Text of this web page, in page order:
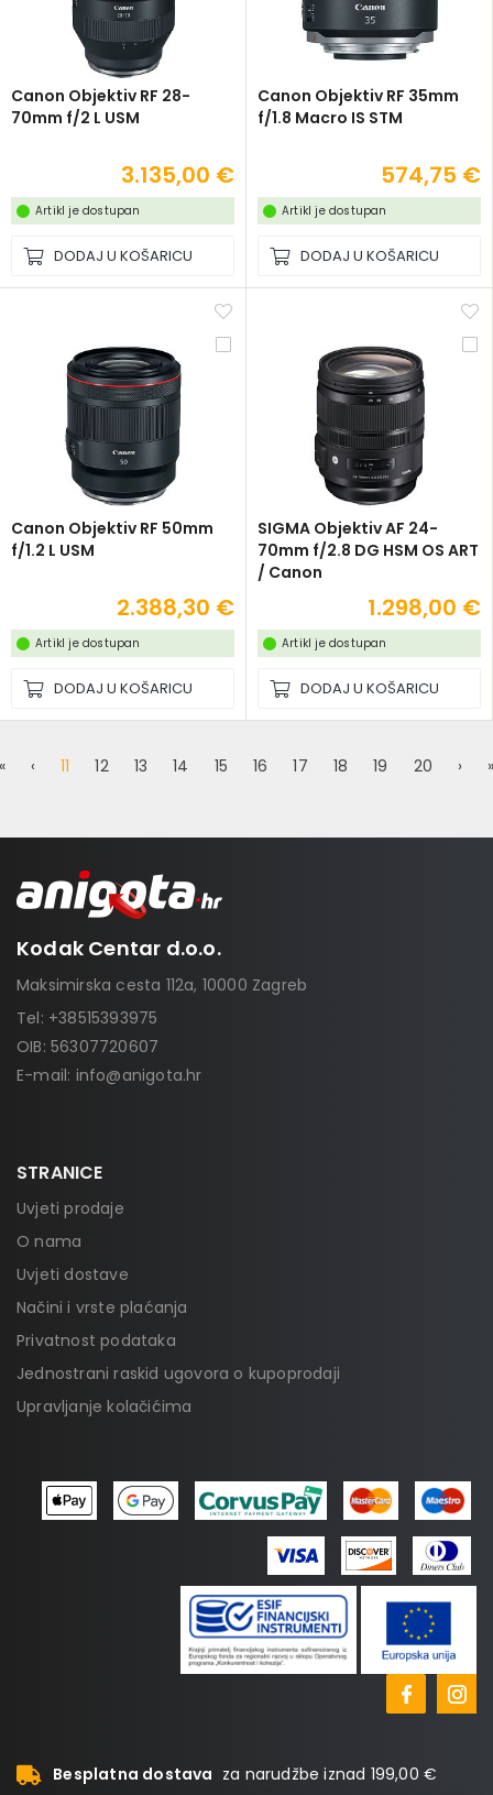
Canon Objektiv RF 28-
70mm f/2 L USM
3.135,00 €
Artikl je dostupan
DODAJ U KOŠARICU
Canon Objektiv RF 35mm
f/1.8 Macro IS STM
574,75 €
Artikl je dostupan
DODAJ U KOŠARICU
Canon Objektiv RF 50mm
f/1.2 L USM
2.388,30 €
Artikl je dostupan
DODAJ U KOŠARICU
SIGMA Objektiv AF 24-
70mm f/2.8 DG HSM OS ART
/ Canon
1.298,00 €
Artikl je dostupan
DODAJ U KOŠARICU
‹ 11 12 13 14 15 16 17 18 19 20 ›
Kodak Centar d.o.o.
Maksimirska cesta 112a, 10000 Zagreb
Tel: +38515393975
OIB: 56307720607
E-mail: info@anigota.hr
STRANICE
Uvjeti prodaje
O nama
Uvjeti dostave
Načini i vrste plaćanja
Privatnost podataka
Jednostrani raskid ugovora o kupoprodaji
Upravljanje kolačićima
Besplatna dostava za narudžbe iznad 199,00 €